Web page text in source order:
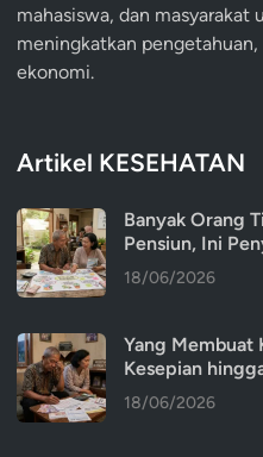
mahasiswa, dan masyarakat
meningkatkan
ekonomi.
Artikel KESEHATAN
Banyak Orang
Pensiun, Ini
18/06/2026
Yang Membuat
Kesepian
18/06/2026